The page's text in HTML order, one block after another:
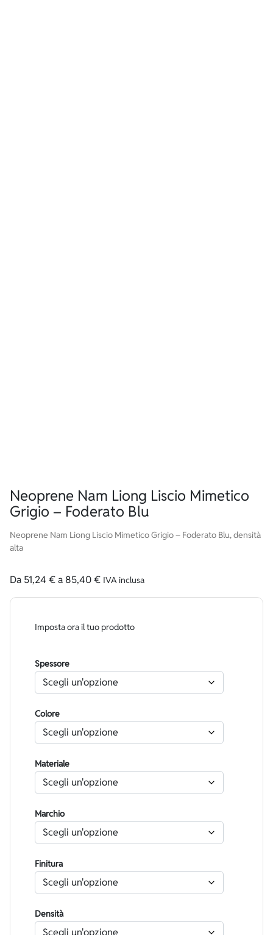
Neoprene Nam Liong Liscio Mimetico
Grigio – Foderato Blu
Neoprene Nam Liong Liscio Mimetico Grigio – Foderato Blu, densità
alta
Da 51,24€a 85,40€ IVA inclusa
Imposta ora il tuo prodotto
Spessore
Colore
Materiale
Marchio
Finitura
Densità